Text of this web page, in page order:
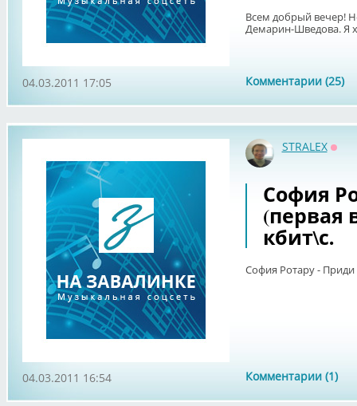
Всем добрый вечер!
Демарин-Шведова. Я
Комментарии (25)
04.03.2011 17:05
STRALEX
София
(первая
кбит\с.
София Ротару - Приди
Комментарии (1)
04.03.2011 16:54